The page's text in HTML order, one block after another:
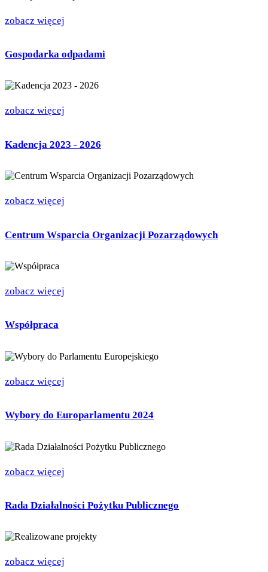
zobacz więcej
Gospodarka odpadami
zobacz więcej
Kadencja 2023 - 2026
zobacz więcej
Centrum Wsparcia Organizacji Pozarządowych
zobacz więcej
Współpraca
zobacz więcej
Wybory do Europarlamentu 2024
zobacz więcej
Rada Działalności Pożytku Publicznego
zobacz więcej